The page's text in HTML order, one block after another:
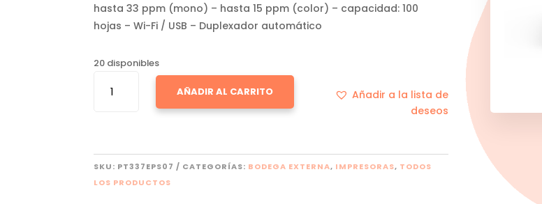
hasta 33 ppm (mono) – hasta 15 ppm (color) – capacidad: 100
hojas – Wi-Fi / USB – Duplexador automático
20 disponibles
ECOTANK
AÑADIR AL CARRITO
Añadir a la lista de
deseos
SKU: PT337EPS07 CATEGORÍAS: BODEGA EXTERNA, IMPRESORAS, TODOS
LOS PRODUCTOS